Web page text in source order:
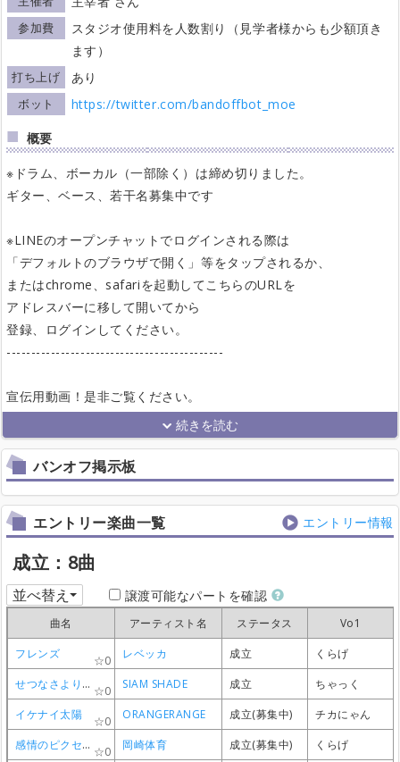
参加費
スタジオ使用料を人数割り（見学者様からも少額頂き
ます）
打ち上げ あり
ボット
https://twitter.com/bandoffbot_moe
概要
※ドラム、ボーカル（一部除く）は締め切りました。
ギター、ベース、若干名募集中です
※LINEのオープンチャットでログインされる際は
「デフォルトのブラウザで開く」等をタップされるか、
またはchrome、safariを起動してこちらのURLを
アドレスバーに移して開いてから
登録、ログインしてください。
--------------------------------------------
宣伝用動画！是非ご覧ください。
バンオフ掲示板
エントリー楽曲一覧 エントリー情報
成立：8曲
並べ替え 譲渡可能なパートを確認
曲名 アーティスト名 ステータス
Vo1
フレンズ
0 レベッカ 成立
くらげ
せつなさよりも遠くへ
0 SIAM SHADE 成立
ちゃっく
イケナイ太陽
0 ORANGERANGE 成立(募集中)
チカにゃん
感情のピクセル
0 岡崎体育 成立(募集中)
くらげ
曲名 アーティスト名 ステータス
Vo1
フレンズ
0 レベッカ 成立
くらげ
せつなさよりも遠くへ
0 SIAM SHADE 成立
ちゃっく
イケナイ太陽
0 ORANGERANGE 成立(募集中)
チカにゃん
感情のピクセル
0 岡崎体育 成立(募集中)
くらげ
曲名 アーティスト名 ステータス
Vo1
フレンズ
0 レベッカ 成立
くらげ
せつなさよりも遠くへ
0 SIAM SHADE 成立
ちゃっく
イケナイ太陽
0 ORANGERANGE 成立(募集中)
チカにゃん
感情のピクセル
0 岡崎体育 成立(募集中)
くらげ
曲名 アーティスト名 ステータス
Vo1
フレンズ
0 レベッカ 成立
くらげ
せつなさよりも遠くへ
0 SIAM SHADE 成立
ちゃっく
イケナイ太陽
0 ORANGERANGE 成立(募集中)
チカにゃん
感情のピクセル
0 岡崎体育 成立(募集中)
くらげ